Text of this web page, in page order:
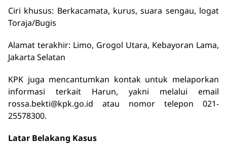
Ciri khusus: Berkacamata, kurus, suara sengau, logat
Toraja/Bugis
Alamat terakhir: Limo, Grogol Utara, Kebayoran Lama,
Jakarta Selatan
KPK juga mencantumkan kontak untuk melaporkan
informasi terkait Harun, yakni melalui email
rossa.bekti@kpk.go.id atau nomor telepon 021-
25578300.
Latar Belakang Kasus